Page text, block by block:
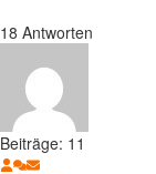
18 Antworten
Beiträge: 11